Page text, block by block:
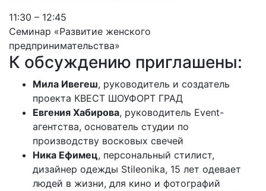
11:30 – 12:45
Семинар «Развитие женского
предпринимательства»
К обсуждению приглашены:
Мила Ивегеш, руководитель и создатель
проекта КВЕСТ ШОУФОРТ ГРАД
Евгения Хабирова, руководитель Event-
агентства, основатель студии по
производству восковых свечей
Ника Ефимец, персональный стилист,
дизайнер одежды Stileonika, 15 лет одевает
людей в жизни, для кино и фотографий